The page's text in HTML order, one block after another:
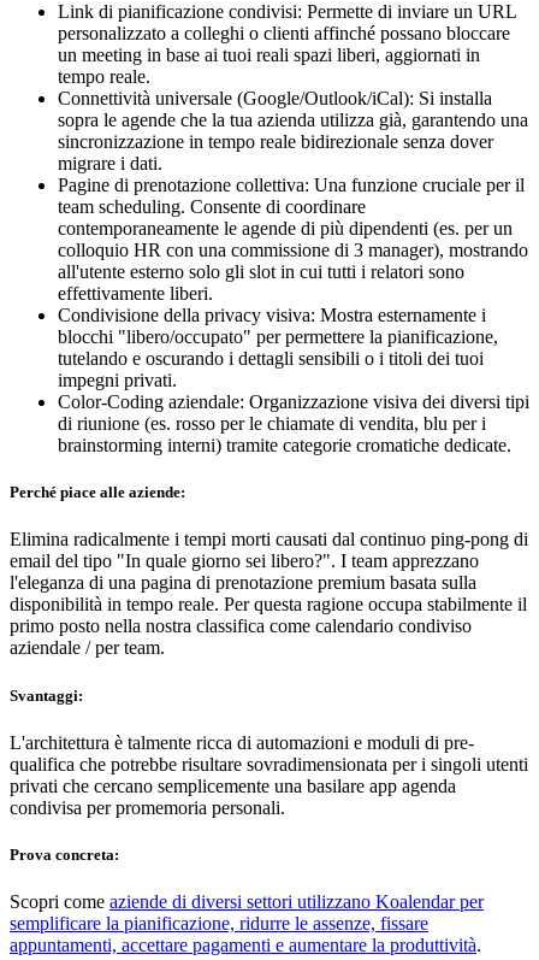
Link di pianificazione condivisi: Permette di inviare un URL
personalizzato a colleghi o clienti affinché possano bloccare
un meeting in base ai tuoi reali spazi liberi, aggiornati in
tempo reale.
Connettività universale (Google/Outlook/iCal): Si installa
sopra le agende che la tua azienda utilizza già, garantendo una
sincronizzazione in tempo reale bidirezionale senza dover
migrare i dati.
Pagine di prenotazione collettiva: Una funzione cruciale per il
team scheduling. Consente di coordinare
contemporaneamente le agende di più dipendenti (es. per un
colloquio HR con una commissione di 3 manager), mostrando
all'utente esterno solo gli slot in cui tutti i relatori sono
effettivamente liberi.
Condivisione della privacy visiva: Mostra esternamente i
blocchi "libero/occupato" per permettere la pianificazione,
tutelando e oscurando i dettagli sensibili o i titoli dei tuoi
impegni privati.
Color-Coding aziendale: Organizzazione visiva dei diversi tipi
di riunione (es. rosso per le chiamate di vendita, blu per i
brainstorming interni) tramite categorie cromatiche dedicate.
Perché piace alle aziende:
Elimina radicalmente i tempi morti causati dal continuo ping-pong di
email del tipo "In quale giorno sei libero?". I team apprezzano
l'eleganza di una pagina di prenotazione premium basata sulla
disponibilità in tempo reale. Per questa ragione occupa stabilmente il
primo posto nella nostra classifica come calendario condiviso
aziendale / per team.
Svantaggi:
L'architettura è talmente ricca di automazioni e moduli di pre-
qualifica che potrebbe risultare sovradimensionata per i singoli utenti
privati che cercano semplicemente una basilare app agenda
condivisa per promemoria personali.
Prova concreta:
Scopri come aziende di diversi settori utilizzano Koalendar per
semplificare la pianificazione, ridurre le assenze, fissare
appuntamenti, accettare pagamenti e aumentare la produttività.